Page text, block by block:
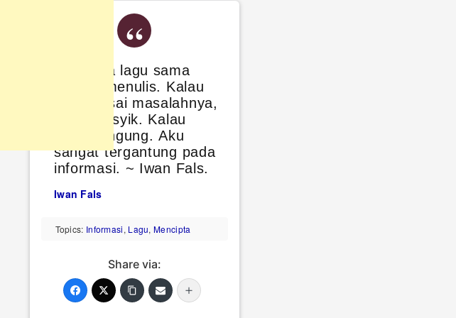
Mencipta lagu sama
seperti menulis. Kalau
menguasai masalahnya,
lancar, asyik. Kalau
tidak, bingung. Aku
sangat tergantung pada
informasi. ~ Iwan Fals.
Iwan Fals
Topics: Informasi, Lagu,Mencipta
Share via: